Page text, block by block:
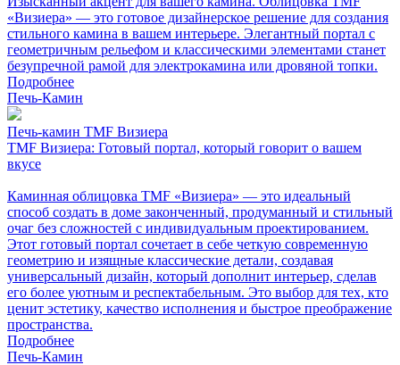
«Визиера» — это готовое дизайнерское решение для создания
стильного камина в вашем интерьере. Элегантный портал с
геометричным рельефом и классическими элементами станет
безупречной рамой для электрокамина или дровяной топки.
Подробнее
Печь-Камин
Печь-камин TMF Визиера
TMF Визиера: Готовый портал, который говорит о вашем
вкусе
Каминная облицовка TMF «Визиера» — это идеальный
способ создать в доме законченный, продуманный и стильный
очаг без сложностей с индивидуальным проектированием.
Этот готовый портал сочетает в себе четкую современную
геометрию и изящные классические детали, создавая
универсальный дизайн, который дополнит интерьер, сделав
его более уютным и респектабельным. Это выбор для тех, кто
ценит эстетику, качество исполнения и быстрое преображение
пространства.
Подробнее
Печь-Камин